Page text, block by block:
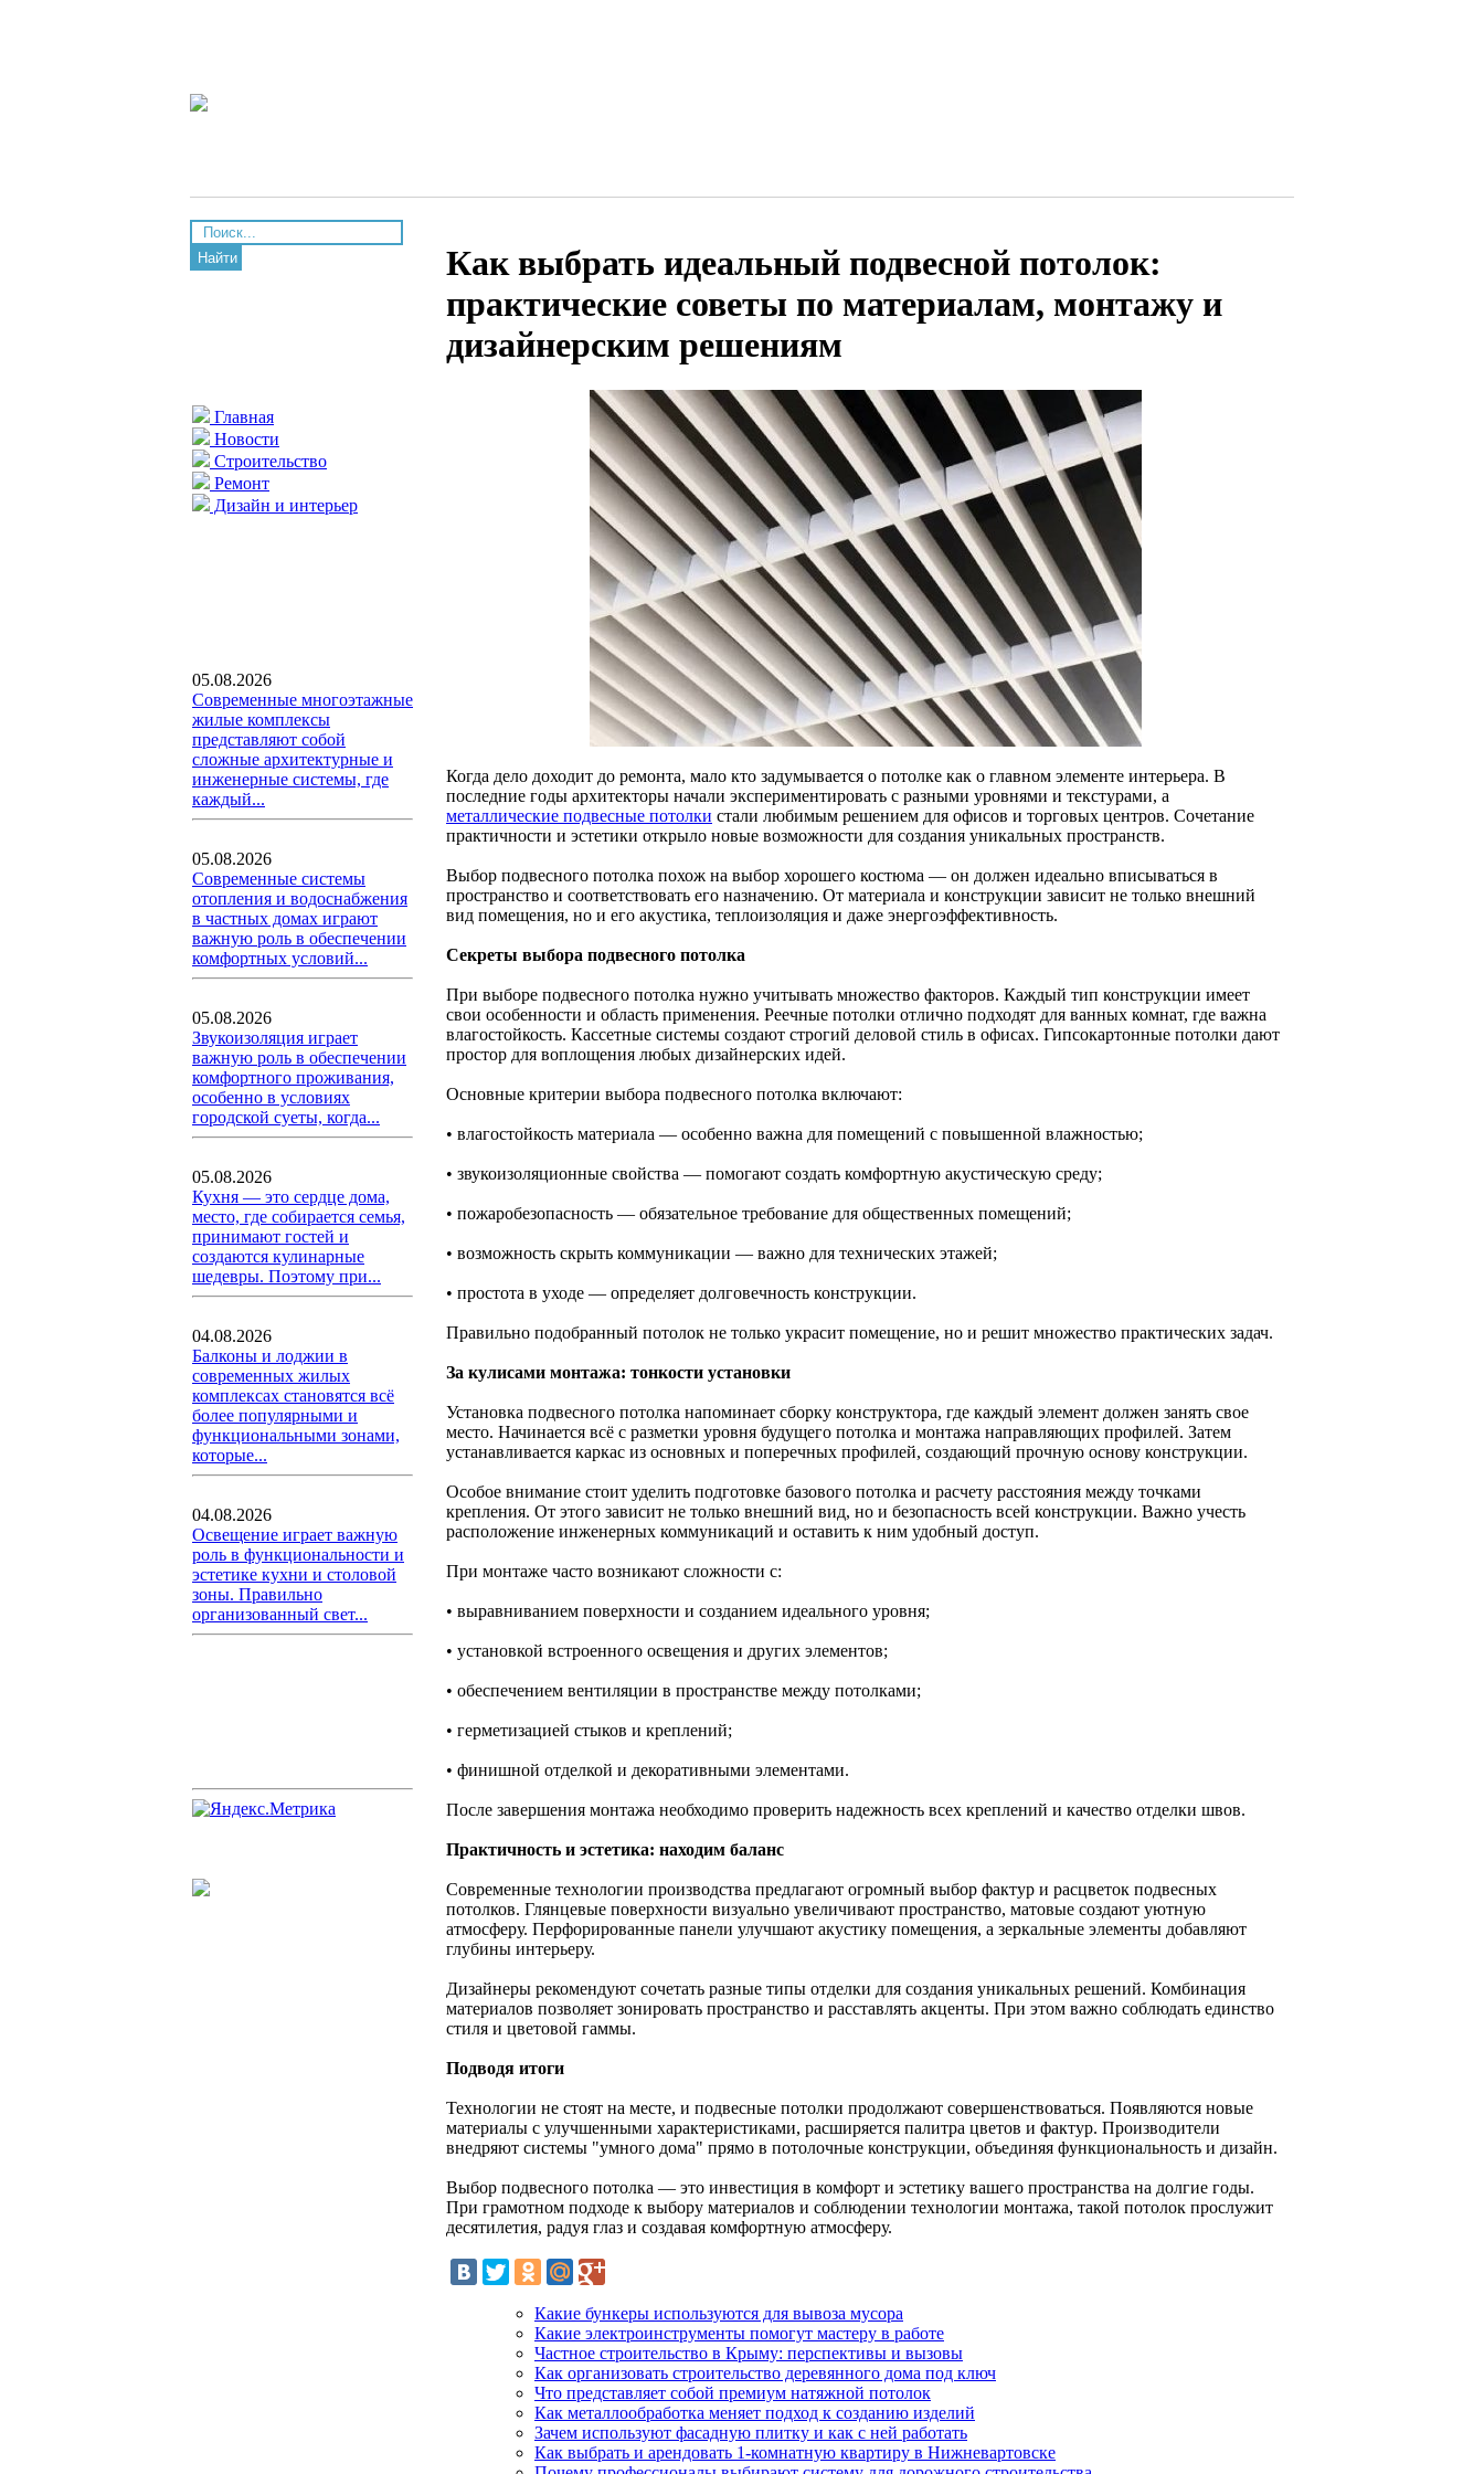
Найти
Главная
Новости
Строительство
Ремонт
Дизайн и интерьер
05.08.2026
Современные многоэтажные
жилые комплексы
представляют собой
сложные архитектурные и
инженерные системы, где
каждый...
05.08.2026
Современные системы
отопления и водоснабжения
в частных домах играют
важную роль в обеспечении
комфортных условий...
05.08.2026
Звукоизоляция играет
важную роль в обеспечении
комфортного проживания,
особенно в условиях
городской суеты, когда...
05.08.2026
Кухня — это сердце дома,
место, где собирается семья,
принимают гостей и
создаются кулинарные
шедевры. Поэтому при...
04.08.2026
Балконы и лоджии в
современных жилых
комплексах становятся всё
более популярными и
функциональными зонами,
которые...
04.08.2026
Освещение играет важную
роль в функциональности и
эстетике кухни и столовой
зоны. Правильно
организованный свет...
Как выбрать идеальный подвесной потолок:
практические советы по материалам, монтажу и
дизайнерским решениям
Когда дело доходит до ремонта, мало кто задумывается о потолке как о главном элементе интерьера. В
последние годы архитекторы начали экспериментировать с разными уровнями и текстурами, а
металлические подвесные потолки стали любимым решением для офисов и торговых центров. Сочетание
практичности и эстетики открыло новые возможности для создания уникальных пространств.
Выбор подвесного потолка похож на выбор хорошего костюма — он должен идеально вписываться в
пространство и соответствовать его назначению. От материала и конструкции зависит не только внешний
вид помещения, но и его акустика, теплоизоляция и даже энергоэффективность.
Секреты выбора подвесного потолка
При выборе подвесного потолка нужно учитывать множество факторов. Каждый тип конструкции имеет
свои особенности и область применения. Реечные потолки отлично подходят для ванных комнат, где важна
влагостойкость. Кассетные системы создают строгий деловой стиль в офисах. Гипсокартонные потолки дают
простор для воплощения любых дизайнерских идей.
Основные критерии выбора подвесного потолка включают:
• влагостойкость материала — особенно важна для помещений с повышенной влажностью;
• звукоизоляционные свойства — помогают создать комфортную акустическую среду;
• пожаробезопасность — обязательное требование для общественных помещений;
• возможность скрыть коммуникации — важно для технических этажей;
• простота в уходе — определяет долговечность конструкции.
Правильно подобранный потолок не только украсит помещение, но и решит множество практических задач.
За кулисами монтажа: тонкости установки
Установка подвесного потолка напоминает сборку конструктора, где каждый элемент должен занять свое
место. Начинается всё с разметки уровня будущего потолка и монтажа направляющих профилей. Затем
устанавливается каркас из основных и поперечных профилей, создающий прочную основу конструкции.
Особое внимание стоит уделить подготовке базового потолка и расчету расстояния между точками
крепления. От этого зависит не только внешний вид, но и безопасность всей конструкции. Важно учесть
расположение инженерных коммуникаций и оставить к ним удобный доступ.
При монтаже часто возникают сложности с:
• выравниванием поверхности и созданием идеального уровня;
• установкой встроенного освещения и других элементов;
• обеспечением вентиляции в пространстве между потолками;
• герметизацией стыков и креплений;
• финишной отделкой и декоративными элементами.
После завершения монтажа необходимо проверить надежность всех креплений и качество отделки швов.
Практичность и эстетика: находим баланс
Современные технологии производства предлагают огромный выбор фактур и расцветок подвесных
потолков. Глянцевые поверхности визуально увеличивают пространство, матовые создают уютную
атмосферу. Перфорированные панели улучшают акустику помещения, а зеркальные элементы добавляют
глубины интерьеру.
Дизайнеры рекомендуют сочетать разные типы отделки для создания уникальных решений. Комбинация
материалов позволяет зонировать пространство и расставлять акценты. При этом важно соблюдать единство
стиля и цветовой гаммы.
Подводя итоги
Технологии не стоят на месте, и подвесные потолки продолжают совершенствоваться. Появляются новые
материалы с улучшенными характеристиками, расширяется палитра цветов и фактур. Производители
внедряют системы "умного дома" прямо в потолочные конструкции, объединяя функциональность и дизайн.
Выбор подвесного потолка — это инвестиция в комфорт и эстетику вашего пространства на долгие годы.
При грамотном подходе к выбору материалов и соблюдении технологии монтажа, такой потолок прослужит
десятилетия, радуя глаз и создавая комфортную атмосферу.
Какие бункеры используются для вывоза мусора
Какие электроинструменты помогут мастеру в работе
Частное строительство в Крыму: перспективы и вызовы
Как организовать строительство деревянного дома под ключ
Что представляет собой премиум натяжной потолок
Как металлообработка меняет подход к созданию изделий
Зачем используют фасадную плитку и как с ней работать
Как выбрать и арендовать 1-комнатную квартиру в Нижневартовске